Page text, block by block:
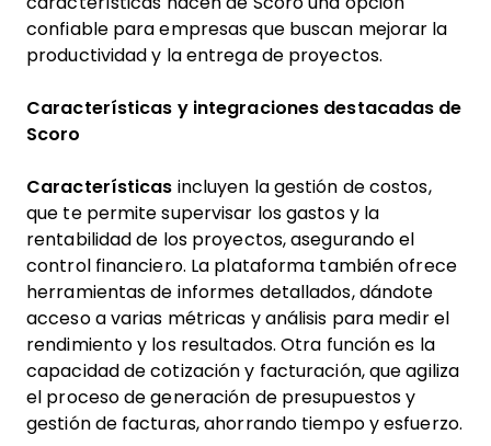
confiable para empresas que buscan mejorar la
productividad y la entrega de proyectos.
Características y integraciones destacadas de
Scoro
Características incluyen la gestión de costos,
que te permite supervisar los gastos y la
rentabilidad de los proyectos, asegurando el
control financiero. La plataforma también ofrece
herramientas de informes detallados, dándote
acceso a varias métricas y análisis para medir el
rendimiento y los resultados. Otra función es la
capacidad de cotización y facturación, que agiliza
el proceso de generación de presupuestos y
gestión de facturas, ahorrando tiempo y esfuerzo.